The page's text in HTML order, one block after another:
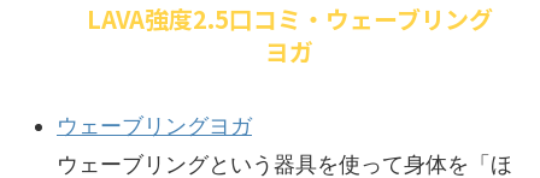
LAVA強度2.5口コミ・ウェーブリング
ヨガ
ウェーブリングヨガ
ウェーブリングという器具を使って身体を「ほ